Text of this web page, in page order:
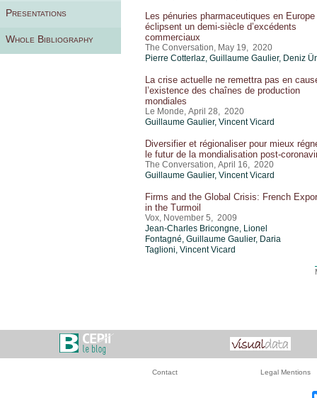
Presentations
Whole Bibliography
Les pénuries pharmaceutiques en Europe
éclipsent un demi-siècle d’excédents
commerciaux
The Conversation, May 19, 2020
Pierre Cotterlaz, Guillaume Gaulier, Deniz
La crise actuelle ne remettra pas en
l’existence des chaînes de production
mondiales
Le Monde, April 28, 2020
Guillaume Gaulier, Vincent Vicard
Diversifier et régionaliser pour mieux
le futur de la mondialisation post-
The Conversation, April 16, 2020
Guillaume Gaulier, Vincent Vicard
Firms and the Global Crisis: French
in the Turmoil
Vox, November 5, 2009
Jean-Charles Bricongne, Lionel
Fontagné, Guillaume Gaulier, Daria
Taglioni, Vincent Vicard
Contact Legal Mentions